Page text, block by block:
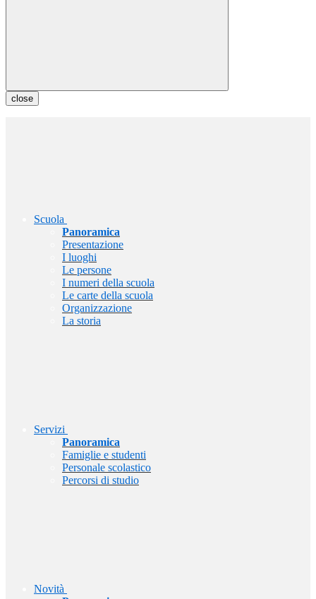
close
Scuola
Panoramica
Presentazione
I luoghi
Le persone
I numeri della scuola
Le carte della scuola
Organizzazione
La storia
Servizi
Panoramica
Famiglie e studenti
Personale scolastico
Percorsi di studio
Novità